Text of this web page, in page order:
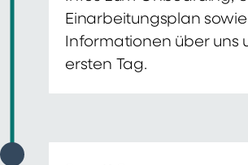
Einarbeitungsplan
Informationen über uns
ersten Tag.